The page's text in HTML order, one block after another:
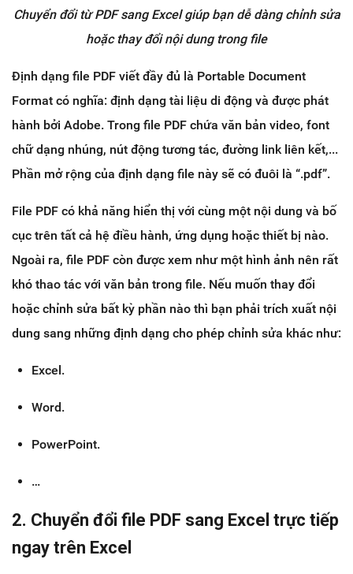
Chuyển đổi từ PDF sang Excel giúp bạn dễ dàng chỉnh sửa
hoặc thay đổi nội dung trong file
Định dạng file PDF viết đầy đủ là Portable Document
Format có nghĩa: định dạng tài liệu di động và được phát
hành bởi Adobe. Trong file PDF chứa văn bản video, font
chữ dạng nhúng, nút động tương tác, đường link liên kết,...
Phần mở rộng của định dạng file này sẽ có đuôi là “.pdf”.
File PDF có khả năng hiển thị với cùng một nội dung và bố
cục trên tất cả hệ điều hành, ứng dụng hoặc thiết bị nào.
Ngoài ra, file PDF còn được xem như một hình ảnh nên rất
khó thao tác với văn bản trong file. Nếu muốn thay đổi
hoặc chỉnh sửa bất kỳ phần nào thì bạn phải trích xuất nội
dung sang những định dạng cho phép chỉnh sửa khác như:
Excel.
Word.
PowerPoint.
…
2. Chuyển đổi file PDF sang Excel trực tiếp
ngay trên Excel